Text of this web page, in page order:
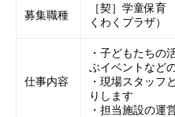
募集職種
［契］学童保
くわくプラザ）
仕事内容
・子どもたちの
ぶイベントなど
・現場スタッフ
りします
・担当施設の運